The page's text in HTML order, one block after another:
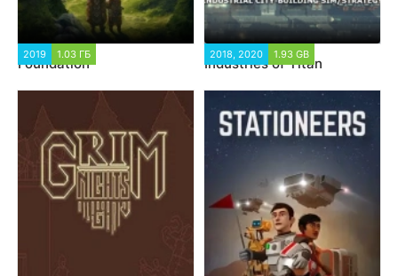
2019 1.03 ГБ
Foundation
2018, 2020 1.93 GB
Industries of Titan